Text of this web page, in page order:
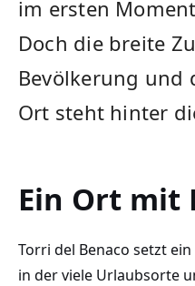
im ersten
Doch die breite
Bevölkerung und
Ort steht hinter
Ein Ort mit
Torri del Benaco setzt
in der viele Urlaubsorte